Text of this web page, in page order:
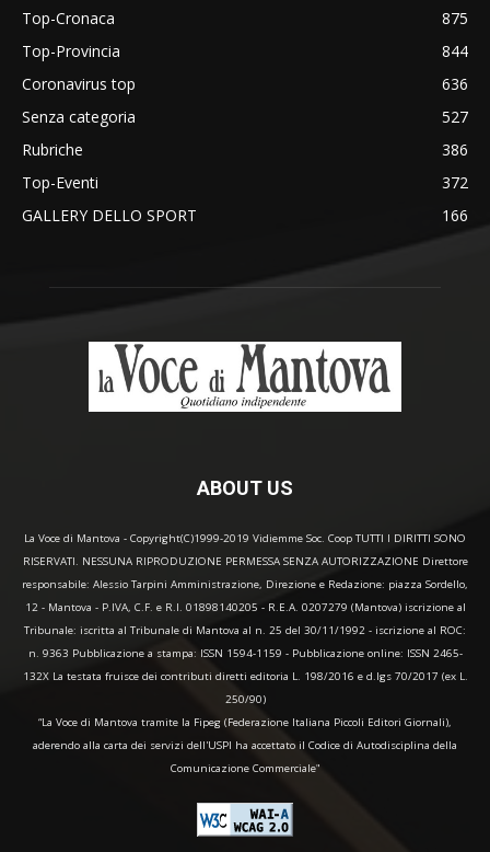
Top-Cronaca
875
Top-Provincia
844
Coronavirus top
636
Senza categoria
527
Rubriche
386
Top-Eventi
372
GALLERY DELLO SPORT
166
ABOUT US
La Voce di Mantova - Copyright(C)1999-2019 Vidiemme Soc. Coop TUTTI I DIRITTI SONO
RISERVATI. NESSUNA RIPRODUZIONE PERMESSA SENZA AUTORIZZAZIONE Direttore
responsabile: Alessio Tarpini Amministrazione, Direzione e Redazione: piazza Sordello,
12 - Mantova - P.IVA, C.F. e R.I. 01898140205 - R.E.A. 0207279 (Mantova) iscrizione al
Tribunale: iscritta al Tribunale di Mantova al n. 25 del 30/11/1992 - iscrizione al ROC:
n. 9363 Pubblicazione a stampa: ISSN 1594-1159 - Pubblicazione online: ISSN 2465-
132X La testata fruisce dei contributi diretti editoria L. 198/2016 e d.lgs 70/2017 (ex L.
250/90)
“La Voce di Mantova tramite la Fipeg (Federazione Italiana Piccoli Editori Giornali),
aderendo alla carta dei servizi dell'USPI ha accettato il Codice di Autodisciplina della
Comunicazione Commerciale"